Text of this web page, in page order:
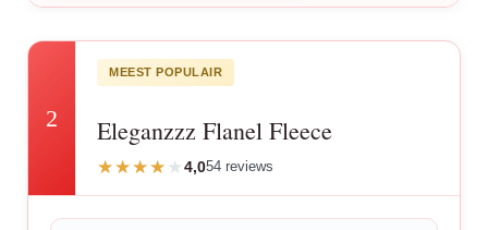
2
MEEST POPULAIR
Eleganzzz Flanel Fleece
4,054 reviews